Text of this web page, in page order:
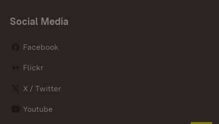
Social Media
Facebook
Flickr
X / Twitter
Youtube